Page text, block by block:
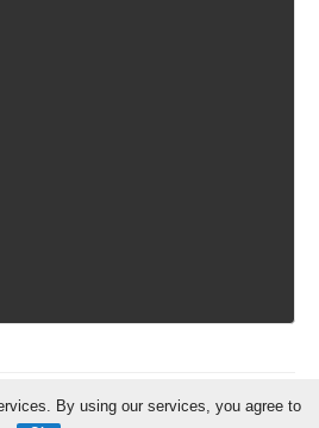
- Curato daPietro Coppa
By using our services, you agree to